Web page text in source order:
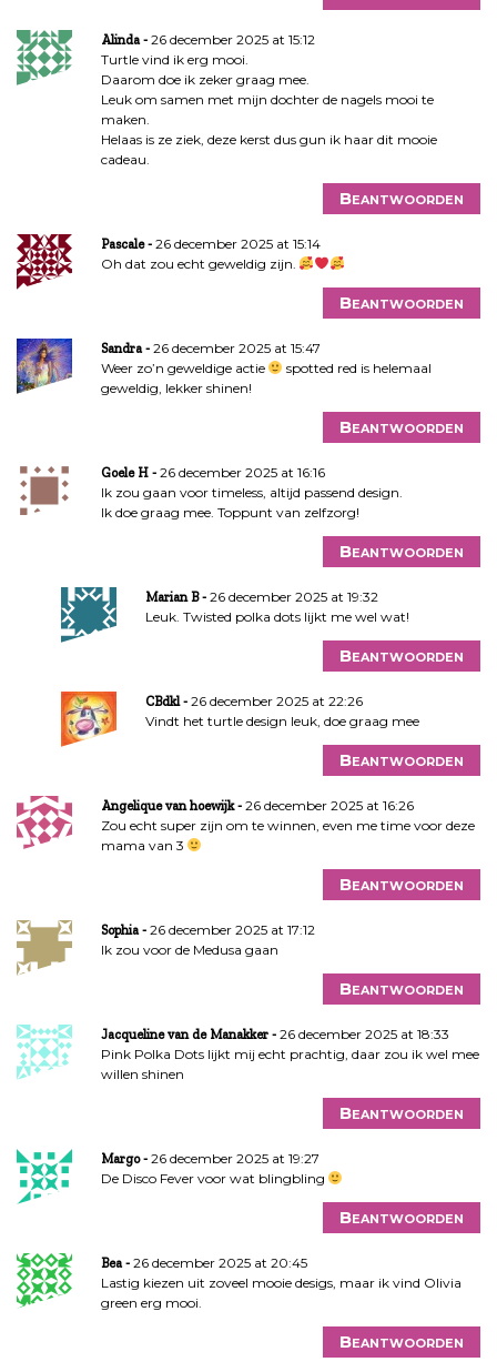
Alinda
26 december 2025 at 15:12
Turtle vind ik erg mooi.
Daarom doe ik zeker graag mee.
Leuk om samen met mijn dochter de nagels mooi te
maken.
Helaas is ze ziek, deze kerst dus gun ik haar dit mooie
cadeau.
Beantwoorden
Pascale
26 december 2025 at 15:14
Oh dat zou echt geweldig zijn.
Beantwoorden
Sandra
26 december 2025 at 15:47
Weer zo’n geweldige actie
spotted red is helemaal
geweldig, lekker shinen!
Beantwoorden
Goele H
26 december 2025 at 16:16
Ik zou gaan voor timeless, altijd passend design.
Ik doe graag mee. Toppunt van zelfzorg!
Beantwoorden
Marian B
26 december 2025 at 19:32
Leuk. Twisted polka dots lijkt me wel wat!
Beantwoorden
CBdkl
26 december 2025 at 22:26
Vindt het turtle design leuk, doe graag mee
Beantwoorden
Angelique van hoewijk
26 december 2025 at 16:26
Zou echt super zijn om te winnen, even me time voor deze
mama van 3
Beantwoorden
Sophia
26 december 2025 at 17:12
Ik zou voor de Medusa gaan
Beantwoorden
Jacqueline van de Manakker
26 december 2025 at 18:33
Pink Polka Dots lijkt mij echt prachtig, daar zou ik wel mee
willen shinen
Beantwoorden
Margo
26 december 2025 at 19:27
De Disco Fever voor wat blingbling
Beantwoorden
Bea
26 december 2025 at 20:45
Lastig kiezen uit zoveel mooie desigs, maar ik vind Olivia
green erg mooi.
Beantwoorden